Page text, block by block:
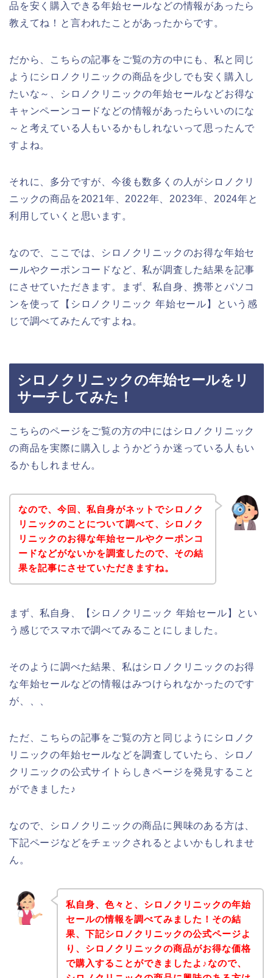
品を安く購入できる年始セールなどの情報があったら
教えてね！と言われたことがあったからです。
だから、こちらの記事をご覧の方の中にも、私と同じ
ようにシロノクリニックの商品を少しでも安く購入し
たいな～、シロノクリニックの年始セールなどお得な
キャンペーンコードなどの情報があったらいいのにな
～と考えている人もいるかもしれないって思ったんで
すよね。
それに、多分ですが、今後も数多くの人がシロノクリ
ニックの商品を2021年、2022年、2023年、2024年と
利用していくと思います。
なので、ここでは、シロノクリニックのお得な年始セ
ールやクーポンコードなど、私が調査した結果を記事
にさせていただきます。まず、私自身、携帯とパソコ
ンを使って【シロノクリニック 年始セール】という感
じで調べてみたんですよね。
シロノクリニックの年始セールをリ
サーチしてみた！
こちらのページをご覧の方の中にはシロノクリニック
の商品を実際に購入しようかどうか迷っている人もい
るかもしれません。
なので、今回、私自身がネットでシロノク
リニックのことについて調べて、シロノク
リニックのお得な年始セールやクーポンコ
ードなどがないかを調査したので、その結
果を記事にさせていただきますね。
まず、私自身、【シロノクリニック 年始セール】とい
う感じでスマホで調べてみることにしました。
そのように調べた結果、私はシロノクリニックのお得
な年始セールなどの情報はみつけられなかったのです
が、、、
ただ、こちらの記事をご覧の方と同じようにシロノク
リニックの年始セールなどを調査していたら、シロノ
クリニックの公式サイトらしきページを発見すること
ができました♪
なので、シロノクリニックの商品に興味のある方は、
下記ページなどをチェックされるとよいかもしれませ
ん。
私自身、色々と、シロノクリニックの年始
セールの情報を調べてみました！その結
果、下記シロノクリニックの公式ページよ
り、シロノクリニックの商品がお得な価格
で購入することができましたよ♪なので、